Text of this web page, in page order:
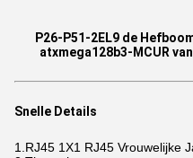
P26-P51-2EL9 de
atxmega128b3-MCUR
Snelle Details
1.RJ45 1X1 RJ45 Vrouwelijke